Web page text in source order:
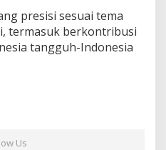
presisi sesuai tema
termasuk berkontribusi
tangguh-Indonesia
Us